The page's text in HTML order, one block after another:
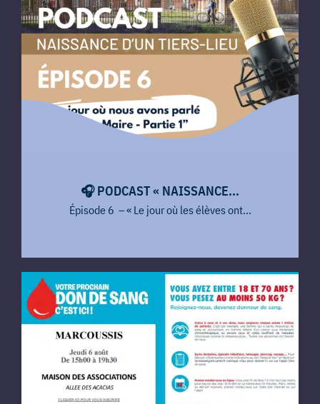
🎧​ PODCAST « NAISSANCE...
Épisode 6 – « Le jour où les élèves ont...